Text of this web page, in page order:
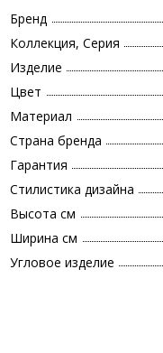
Бренд
Коллекция, Серия
Изделие
Цвет
Материал
Страна бренда
Гарантия
Стилистика дизайна
Высота см
Ширина см
Угловое изделие